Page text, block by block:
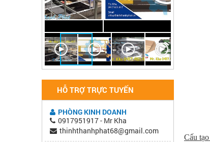
HỖ TRỢ TRỰC TUYẾN
PHÒNG KINH DOANH
0917951917 - Mr Kha
thinhthanhphat68@gmail.com
Cấu